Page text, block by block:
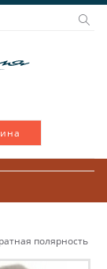
полярность